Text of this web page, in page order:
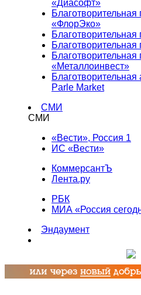
«Диасофт»
«ФлорЭко»
«Металлоинвест»
Parle Market
СМИ
СМИ
«Вести», Россия 1
ИС «Вести»
КоммерсантЪ
Лента.ру
РБК
МИА «Россия
Эндаумент